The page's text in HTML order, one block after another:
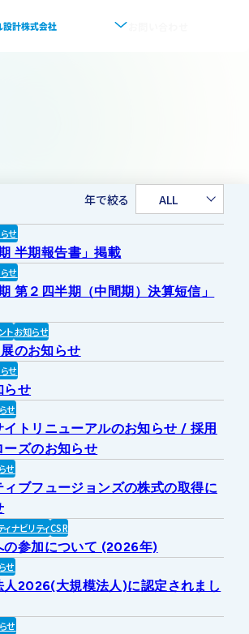
ついて
募集
様へ
協業・パートナー募集
お問い合わせ
公式 広報
年で絞る ALL
せ
半期報告書」掲載
せ
第２四半期（中間期）決算短信」
トお知らせ
のお知らせ
せ
らせ
せ
イトリニューアルのお知らせ / 採用
ズのお知らせ
せ
ブフュージョンズの株式の取得に
ィナビリティCSR
の参加について (2026年)
せ
人2026(大規模法人)に認定されまし
せ